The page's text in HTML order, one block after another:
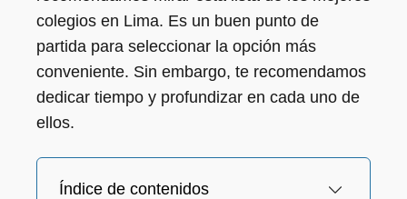
colegios en Lima. Es un buen punto de
partida para seleccionar la opción más
conveniente. Sin embargo, te recomendamos
dedicar tiempo y profundizar en cada uno de
ellos.
Índice de contenidos